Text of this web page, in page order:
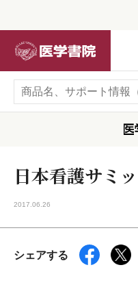
日本看護サミ
2017.06.26
シェアする